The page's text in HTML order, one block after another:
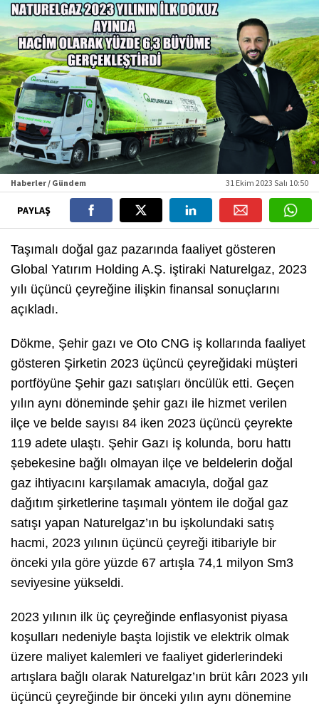
Haberler / Gündem 31 Ekim 2023 Salı 10:50
PAYLAŞ
Taşımalı doğal gaz pazarında faaliyet gösteren
Global Yatırım Holding A.Ş. iştiraki Naturelgaz, 2023
yılı üçüncü çeyreğine ilişkin finansal sonuçlarını
açıkladı.
Dökme, Şehir gazı ve Oto CNG iş kollarında faaliyet
gösteren Şirketin 2023 üçüncü çeyreğidaki müşteri
portföyüne Şehir gazı satışları öncülük etti. Geçen
yılın aynı döneminde şehir gazı ile hizmet verilen
ilçe ve belde sayısı 84 iken 2023 üçüncü çeyrekte
119 adete ulaştı. Şehir Gazı iş kolunda, boru hattı
şebekesine bağlı olmayan ilçe ve beldelerin doğal
gaz ihtiyacını karşılamak amacıyla, doğal gaz
dağıtım şirketlerine taşımalı yöntem ile doğal gaz
satışı yapan Naturelgaz’ın bu işkolundaki satış
hacmi, 2023 yılının üçüncü çeyreği itibariyle bir
önceki yıla göre yüzde 67 artışla 74,1 milyon Sm3
seviyesine yükseldi.
2023 yılının ilk üç çeyreğinde enflasyonist piyasa
koşulları nedeniyle başta lojistik ve elektrik olmak
üzere maliyet kalemleri ve faaliyet giderlerindeki
artışlara bağlı olarak Naturelgaz’ın brüt kârı 2023 yılı
üçüncü çeyreğinde bir önceki yılın aynı dönemine